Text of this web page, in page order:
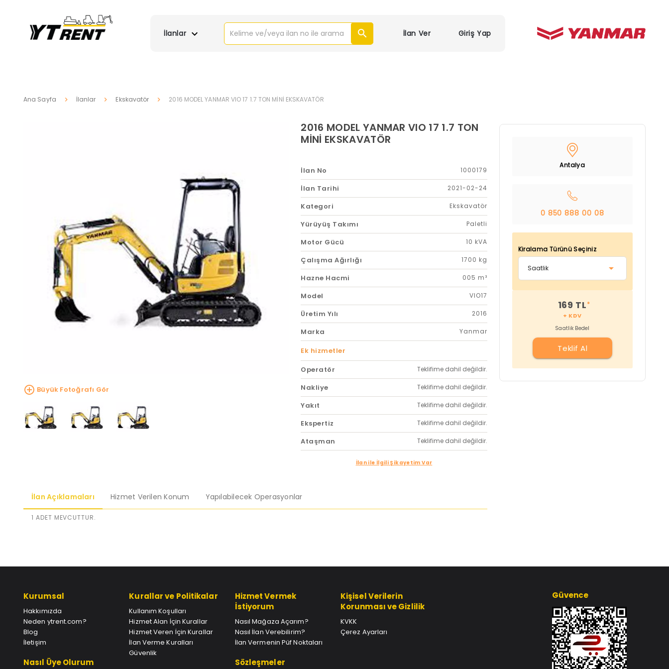
İlanlar İlan Ver Giriş Yap
Ana Sayfa İlanlar Ekskavatör 2016 MODEL YANMAR VIO 17 1.7 TON MİNİ EKSKAVATÖR
Büyük Fotoğrafı Gör
2016 MODEL YANMAR VIO 17 1.7 TON
MİNİ EKSKAVATÖR
İlan No 1000179
İlan Tarihi 2021-02-24
Kategori Ekskavatör
Yürüyüş Takımı Paletli
Motor Gücü 10 kVA
Çalışma Ağırlığı 1700 kg
Hazne Hacmi 005 m³
Model VIO17
Üretim Yılı 2016
Marka Yanmar
Ek hizmetler
Operatör
Teklifime dahil değildir.
Nakliye Teklifime dahil değildir.
Yakıt Teklifime dahil değildir.
Ekspertiz Teklifime dahil değildir.
Ataşman Teklifime dahil değildir.
İlan ile İlgili Şikayetim Var
İlan Açıklamaları Hizmet Verilen Konum Yapılabilecek Operasyonlar
1 ADET MEVCUTTUR.
Antalya
0 850 888 00 08
Kiralama Türünü Seçiniz
169 TL*
+ KDV
Saatlik Bedel
Teklif Al
Kurumsal
Hakkımızda
Neden ytrent.com?
Blog
İletişim
Nasıl Üye Olurum
Kurallar ve Politikalar
Kullanım Koşulları
Hizmet Alan İçin Kurallar
Hizmet Veren İçin Kurallar
İlan Verme Kuralları
Güvenlik
Hizmet Vermek
İstiyorum
Nasıl Mağaza Açarım?
Nasıl İlan Verebilirim?
İlan Vermenin Püf Noktaları
Sözleşmeler
Kişisel Verilerin
Korunması ve Gizlilik
KVKK
Çerez Ayarları
Güvence